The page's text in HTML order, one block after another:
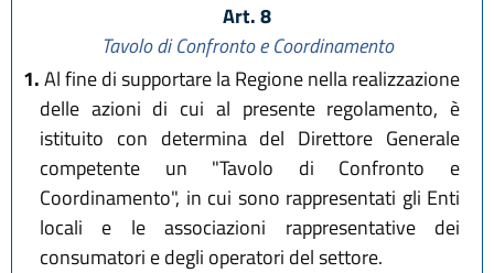
Art. 8
Tavolo di Confronto e Coordinamento
1.Al fine di supportare la Regione nella realizzazione
delle azioni di cui al presente regolamento, è
istituito con determina del Direttore Generale
competente un "Tavolo di Confronto e
Coordinamento", in cui sono rappresentati gli Enti
locali e le associazioni rappresentative dei
consumatori e degli operatori del settore.